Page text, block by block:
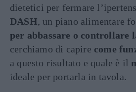
dietetici per fermare
DASH, un piano alimentare
per abbassare o controllare
cerchiamo di capire come
a questo risultato e quale è il
ideale per portarla in tavola.